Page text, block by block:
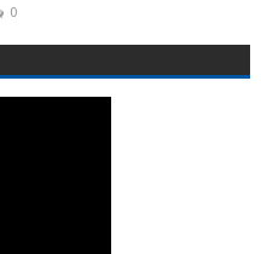
0